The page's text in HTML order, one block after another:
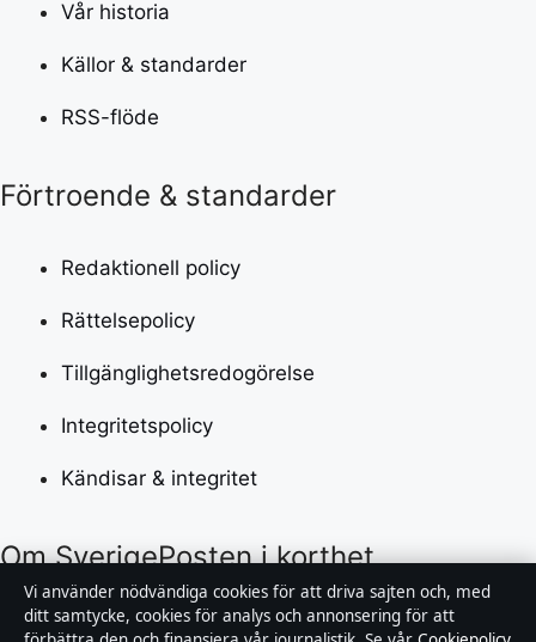
Vår historia
Källor & standarder
RSS-flöde
Förtroende & standarder
Redaktionell policy
Rättelsepolicy
Tillgänglighetsredogörelse
Integritetspolicy
Kändisar & integritet
Om SverigePosten i korthet
SverigePosten är en oberoende svensk digital
Vi använder nödvändiga cookies för att driva sajten och, med
ditt samtycke, cookies för analys och annonsering för att